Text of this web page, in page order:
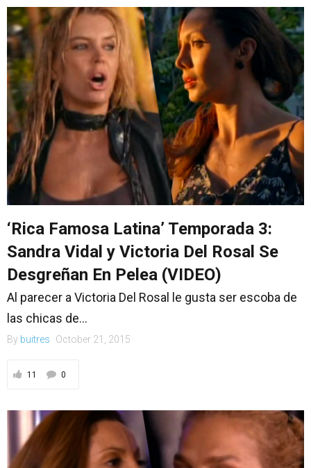
‘Rica Famosa Latina’ Temporada 3:
Sandra Vidal y Victoria Del Rosal Se
Desgreñan En Pelea (VIDEO)
Al parecer a Victoria Del Rosal le gusta ser escoba de
las chicas de...
By buitres October 21, 2015
11 0